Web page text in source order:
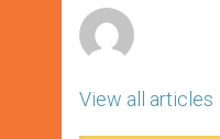
View all articles